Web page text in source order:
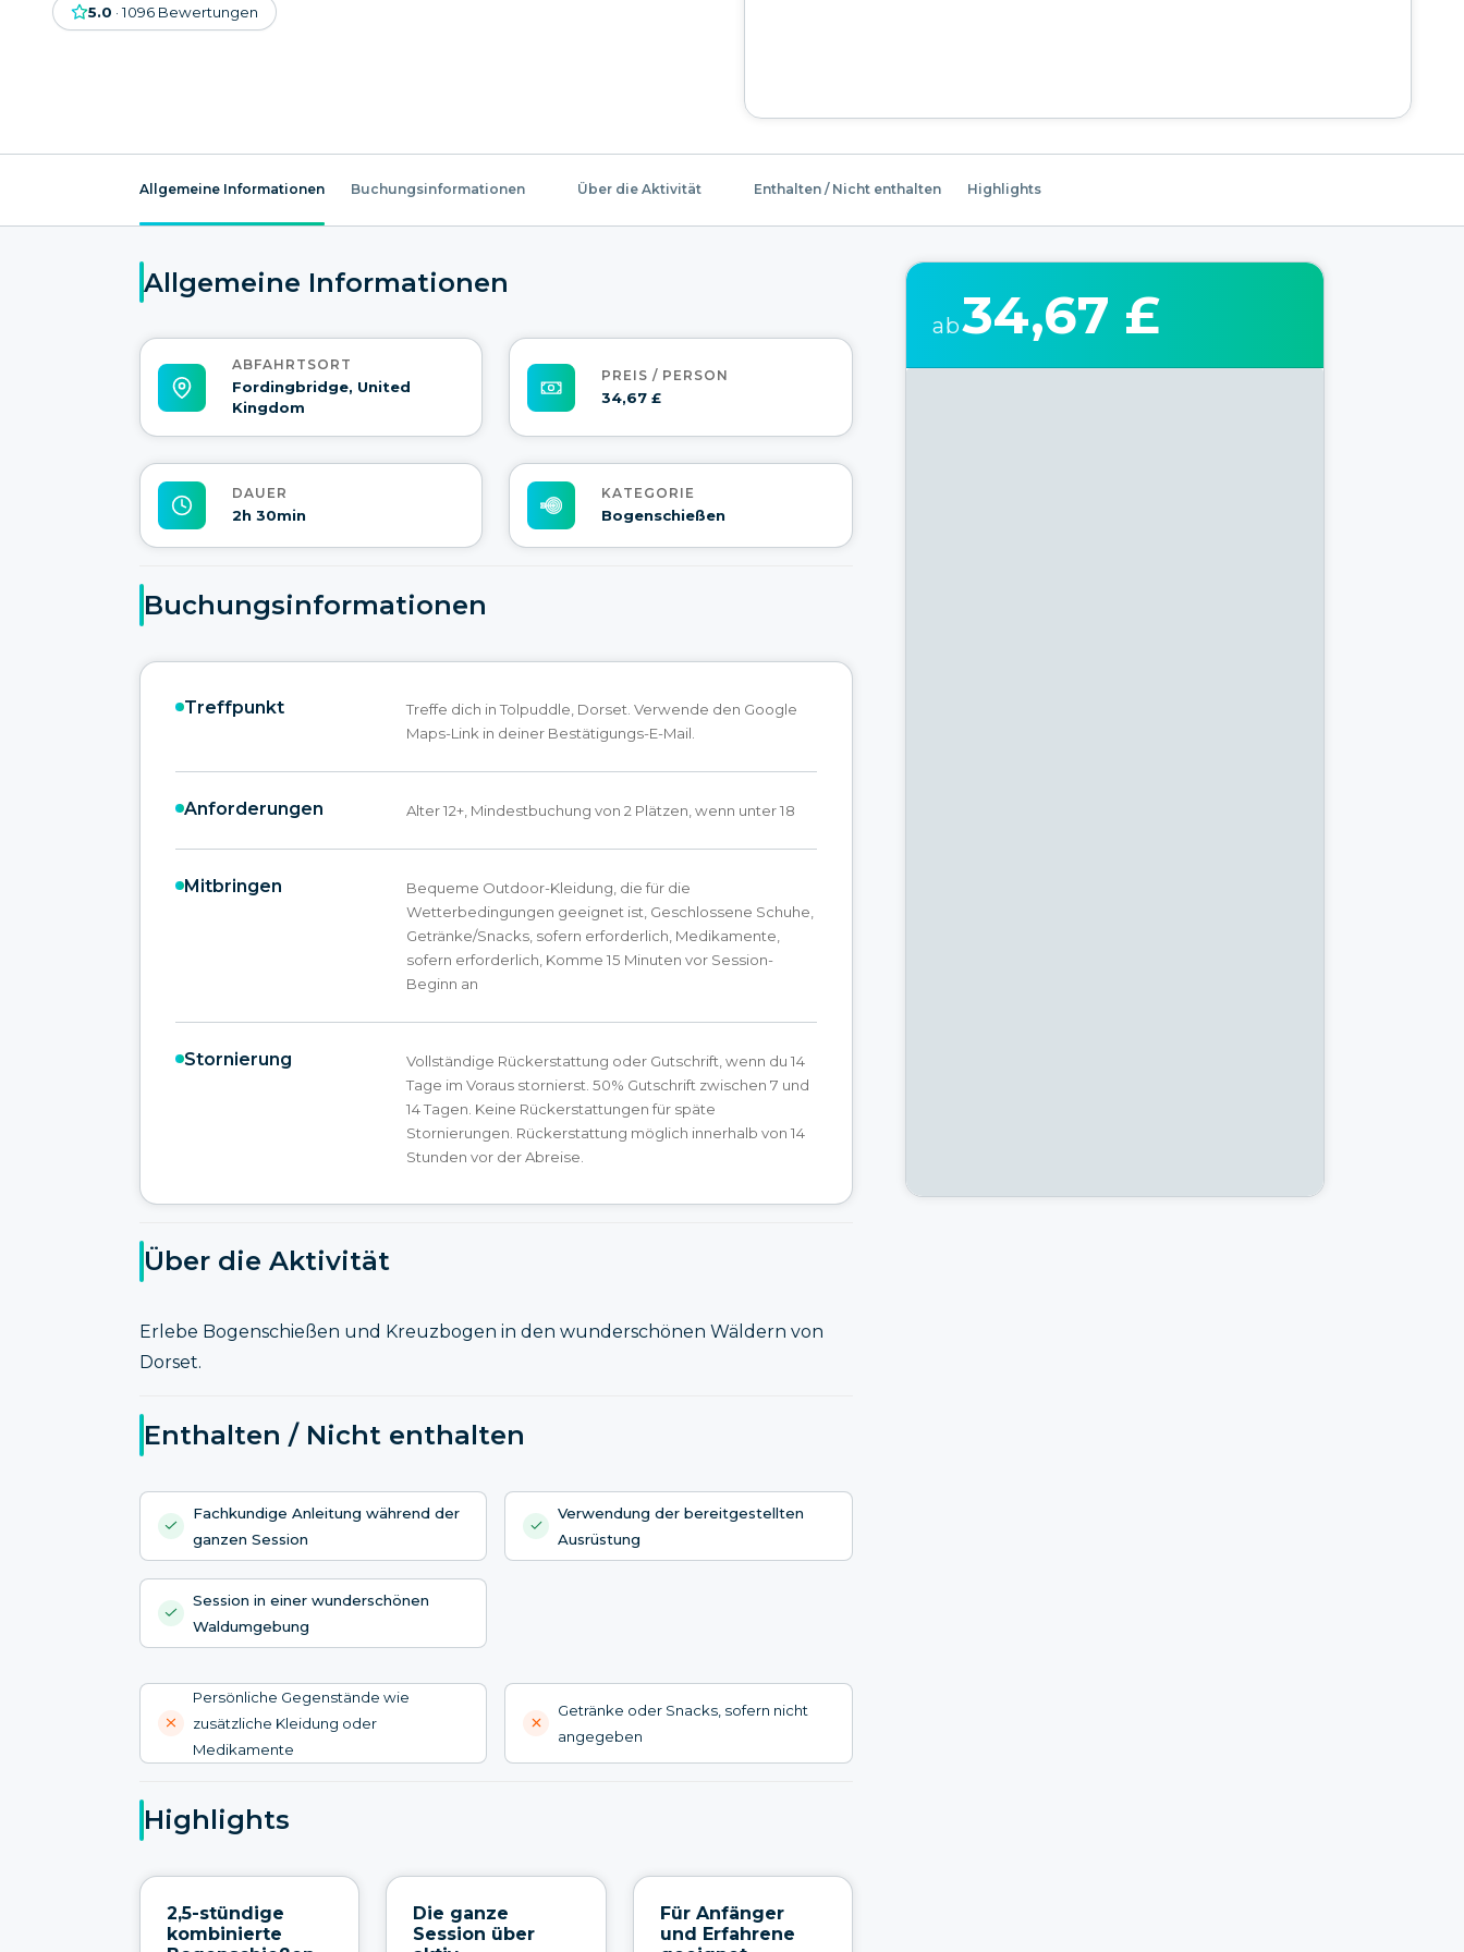
5.0 ·1096 Bewertungen
Allgemeine Informationen Buchungsinformationen Über die Aktivität Enthalten / Nicht enthalten Highlights
Allgemeine Informationen
ABFAHRTSORT
Fordingbridge, United
Kingdom
PREIS / PERSON
34,67 £
DAUER
2h 30min
KATEGORIE
Bogenschießen
Buchungsinformationen
Treffpunkt
Treffe dich in Tolpuddle, Dorset. Verwende den Google
Maps-Link in deiner Bestätigungs-E-Mail.
Anforderungen Alter 12+, Mindestbuchung von 2 Plätzen, wenn unter 18
Mitbringen
Bequeme Outdoor-Kleidung, die für die
Wetterbedingungen geeignet ist, Geschlossene Schuhe,
Getränke/Snacks, sofern erforderlich, Medikamente,
sofern erforderlich, Komme 15 Minuten vor Session-
Beginn an
Stornierung
Vollständige Rückerstattung oder Gutschrift, wenn du 14
Tage im Voraus stornierst. 50% Gutschrift zwischen 7 und
14 Tagen. Keine Rückerstattungen für späte
Stornierungen. Rückerstattung möglich innerhalb von 14
Stunden vor der Abreise.
Über die Aktivität
Erlebe Bogenschießen und Kreuzbogen in den wunderschönen Wäldern von
Dorset.
Enthalten / Nicht enthalten
Fachkundige Anleitung während der
ganzen Session
Verwendung der bereitgestellten
Ausrüstung
Session in einer wunderschönen
Waldumgebung
Persönliche Gegenstände wie
zusätzliche Kleidung oder
Medikamente
Getränke oder Snacks, sofern nicht
angegeben
Highlights
2,5-stündige
kombinierte
Die ganze
Session über
Für Anfänger
und Erfahrene
ab34,67 £